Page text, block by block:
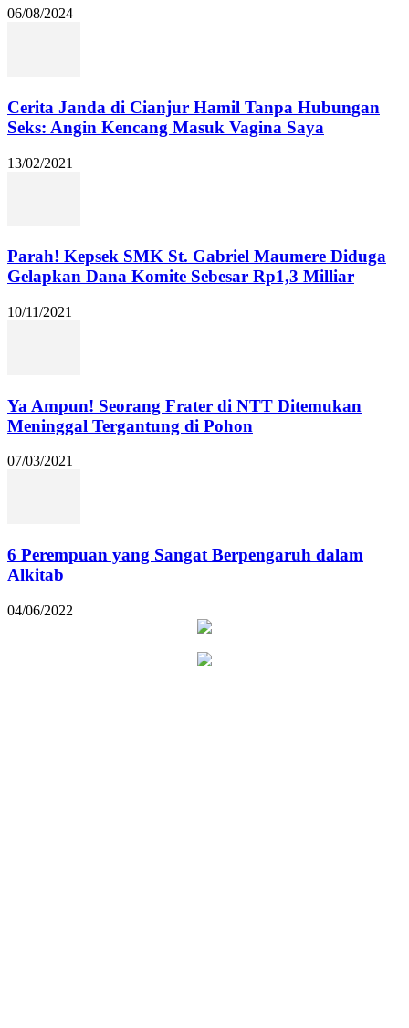
06/08/2024
Cerita Janda di Cianjur Hamil Tanpa Hubungan
Seks: Angin Kencang Masuk Vagina Saya
13/02/2021
Parah! Kepsek SMK St. Gabriel Maumere Diduga
Gelapkan Dana Komite Sebesar Rp1,3 Milliar
10/11/2021
Ya Ampun! Seorang Frater di NTT Ditemukan
Meninggal Tergantung di Pohon
07/03/2021
6 Perempuan yang Sangat Berpengaruh dalam
Alkitab
04/06/2022